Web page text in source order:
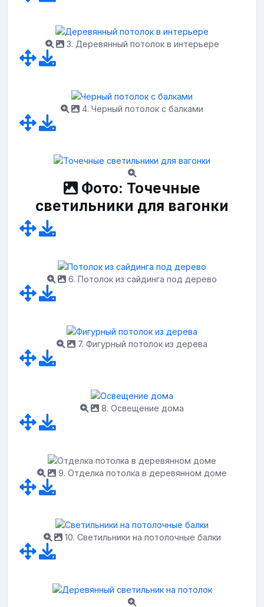
3. Деревянный потолок в интерьере
4. Черный потолок с балками
Фото: Точечные
светильники для вагонки
6. Потолок из сайдинга под дерево
7. Фигурный потолок из дерева
8. Освещение дома
9. Отделка потолка в деревянном доме
10. Светильники на потолочные балки